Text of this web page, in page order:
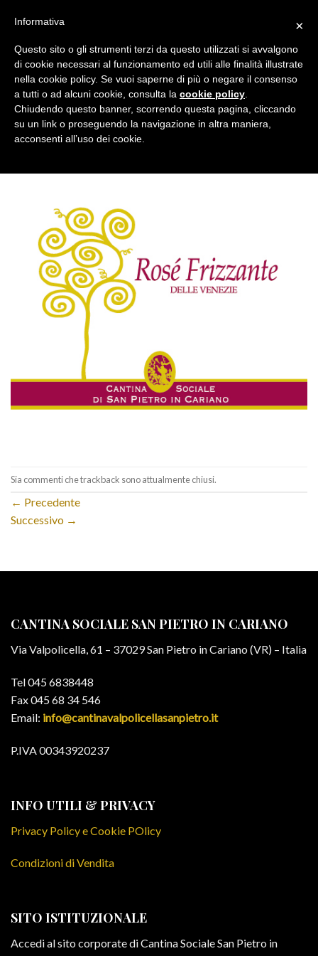
contenuti
Pubblicato25 Agosto 2017alle453 × 453 inELFONTEGO
ROSATO FRIZZANTE 0,75 lt NUOVO!
Sia commenti che trackback sono attualmente chiusi.
← Precedente
Successivo →
CANTINA SOCIALE SAN PIETRO IN CARIANO
Via Valpolicella, 61 – 37029 San Pietro in Cariano (VR) – Italia
Tel 045 6838448
Fax 045 68 34 546
Email: info@cantinavalpolicellasanpietro.it
P.IVA 00343920237
INFO UTILI & PRIVACY
Privacy Policy e Cookie POlicy
Condizioni di Vendita
SITO ISTITUZIONALE
Accedi al sito corporate di Cantina Sociale San Pietro in
×
Informativa
Questo sito o gli strumenti terzi da questo utilizzati si avvalgono
di cookie necessari al funzionamento ed utili alle finalità illustrate
nella cookie policy. Se vuoi saperne di più o negare il consenso
a tutti o ad alcuni cookie, consulta la cookie policy
Chiudendo questo banner, scorrendo questa pagina, cliccando
su un link o proseguendo la navigazione in altra maniera,
acconsenti all’uso dei cookie.